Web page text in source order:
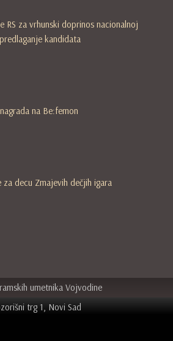
RS za vrhunski doprinos nacionalnoj
kandidata
na Be:femon
za decu Zmajevih dečjih igara
umetnika Vojvodine
trg 1, Novi Sad